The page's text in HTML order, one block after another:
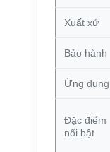
Xuất xứ
Bảo hành
Ứng dụng
Đặc điểm
nổi bật